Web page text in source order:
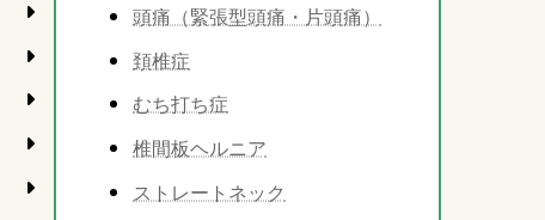
頭痛（緊張型頭痛・片頭痛）
頚椎症
むち打ち症
椎間板ヘルニア
ストレートネック